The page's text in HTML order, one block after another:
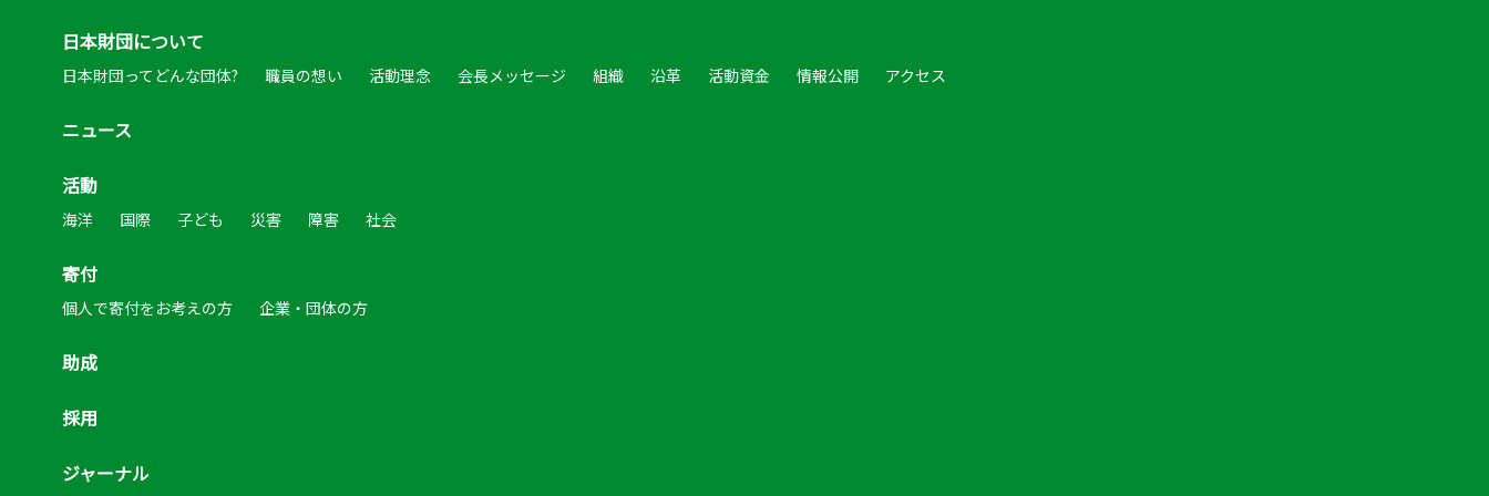
日本財団について
日本財団ってどんな団体? 職員の想い 活動理念 会長メッセージ 組織 沿革 活動資金 情報公開 アクセス
ニュース
活動
海洋 国際 子ども 災害 障害 社会
寄付
個人で寄付をお考えの方 企業・団体の方
助成
採用
ジャーナル